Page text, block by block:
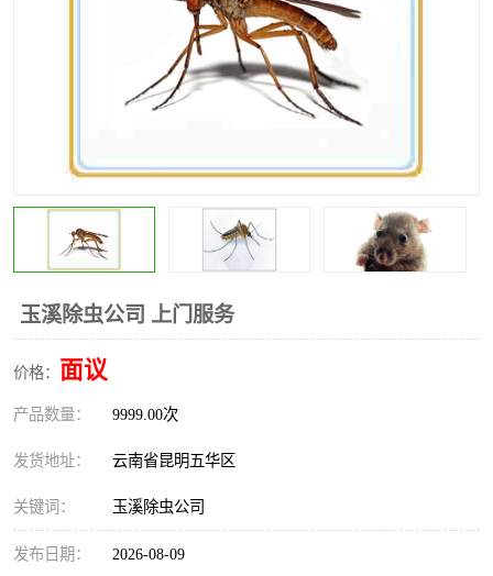
玉溪除虫公司 上门服务
价格： 面议
产品数量： 9999.00次
发货地址： 云南省昆明五华区
关键词： 玉溪除虫公司
发布日期： 2026-08-09